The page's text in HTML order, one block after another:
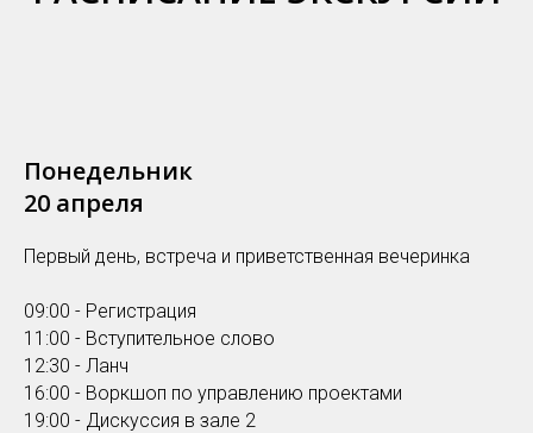
Понедельник
20 апреля
Первый день, встреча и приветственная вечеринка
09:00 - Регистрация
11:00 - Вступительное слово
12:30 - Ланч
16:00 - Воркшоп по управлению проектами
19:00 - Дискуссия в зале 2